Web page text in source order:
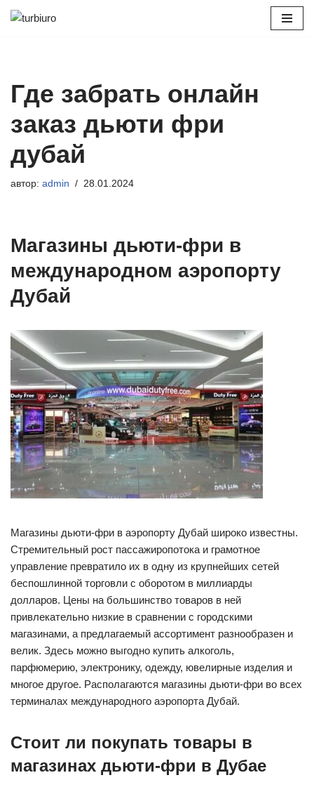
Где забрать онлайн
заказ дьюти фри
дубай
автор: admin 28.01.2024
Магазины дьюти-фри в
международном аэропорту
Дубай
Магазины дьюти-фри в аэропорту Дубай широко известны.
Стремительный рост пассажиропотока и грамотное
управление превратило их в одну из крупнейших сетей
беспошлинной торговли с оборотом в миллиарды
долларов. Цены на большинство товаров в ней
привлекательно низкие в сравнении с городскими
магазинами, а предлагаемый ассортимент разнообразен и
велик. Здесь можно выгодно купить алкоголь,
парфюмерию, электронику, одежду, ювелирные изделия и
многое другое. Располагаются магазины дьюти-фри во всех
терминалах международного аэропорта Дубай.
Стоит ли покупать товары в
магазинах дьюти-фри в Дубае